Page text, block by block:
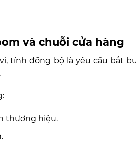
và chuỗi cửa hàng
tính đồng bộ là yêu cầu bắt
thương hiệu.